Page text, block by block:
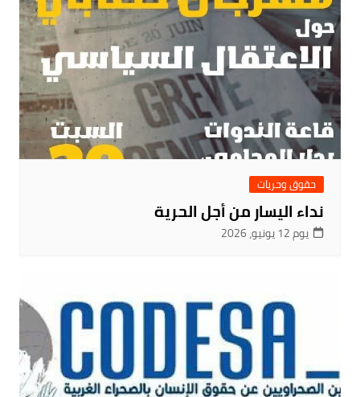
حقوق وحريات
نداء اليسار من أجل الحرية
يوم 12 يونيو، 2026